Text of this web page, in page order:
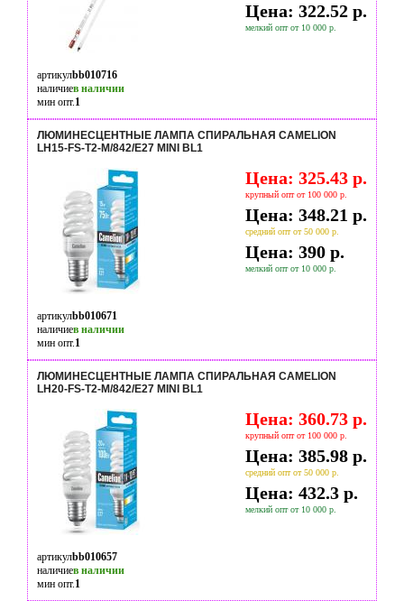
Цена: 322.52 р.
мелкий опт от 10 000 р.
артикулbb010716
наличиев наличии
мин опт.1
ЛЮМИНЕСЦЕНТНЫЕ ЛАМПА СПИРАЛЬНАЯ CAMELION
LH15-FS-T2-M/842/E27 MINI BL1
Цена: 325.43 р.
крупный опт от 100 000 р.
Цена: 348.21 р.
средний опт от 50 000 р.
Цена: 390 р.
мелкий опт от 10 000 р.
артикулbb010671
наличиев наличии
мин опт.1
ЛЮМИНЕСЦЕНТНЫЕ ЛАМПА СПИРАЛЬНАЯ CAMELION
LH20-FS-T2-M/842/E27 MINI BL1
Цена: 360.73 р.
крупный опт от 100 000 р.
Цена: 385.98 р.
средний опт от 50 000 р.
Цена: 432.3 р.
мелкий опт от 10 000 р.
артикулbb010657
наличиев наличии
мин опт.1